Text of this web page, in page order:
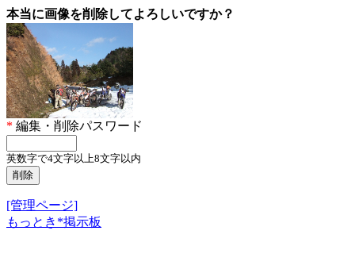
本当に画像を削除してよろしいですか？
* 編集・削除パスワード
英数字で4文字以上8文字以内
[管理ページ]
もっとき*掲示板